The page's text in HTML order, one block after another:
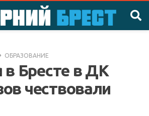
ОБРАЗОВАНИЕ
в Бресте в ДК
чествовали